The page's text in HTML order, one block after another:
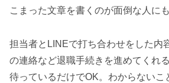
こまった文章を書くのが面倒な人に
担当者とLINEで打ち合わせをした内
の連絡など退職手続きを進めてくれ
待っているだけでOK。わからないこ